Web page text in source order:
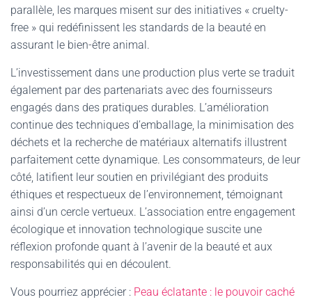
parallèle, les marques misent sur des initiatives « cruelty-
free » qui redéfinissent les standards de la beauté en
assurant le bien-être animal.
L’investissement dans une production plus verte se traduit
également par des partenariats avec des fournisseurs
engagés dans des pratiques durables. L’amélioration
continue des techniques d’emballage, la minimisation des
déchets et la recherche de matériaux alternatifs illustrent
parfaitement cette dynamique. Les consommateurs, de leur
côté, latifient leur soutien en privilégiant des produits
éthiques et respectueux de l’environnement, témoignant
ainsi d’un cercle vertueux. L’association entre engagement
écologique et innovation technologique suscite une
réflexion profonde quant à l’avenir de la beauté et aux
responsabilités qui en découlent.
Vous pourriez apprécier : Peau éclatante : le pouvoir caché